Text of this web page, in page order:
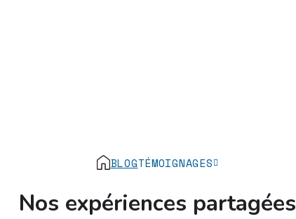
BLOGTÉMOIGNAGES
Nos expériences partagées